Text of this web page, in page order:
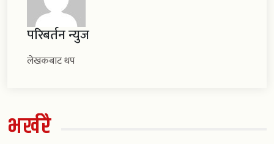
परिबर्तन न्युज
लेखकबाट थप
भर्खरै